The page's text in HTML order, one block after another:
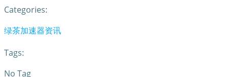
Categories:
绿茶加速器资讯
Tags:
No Tag